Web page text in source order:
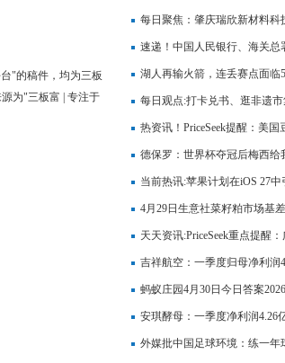
"的稿件，均为三板
为"三板富 | 专注于
每日聚焦：肇庆瑞欣新材料科
本100万人民币
速递！中国人民银行、海关
金制品进出口准许证“非一批一
湖人再输火箭，连丢赛点面临
老詹压力激增-每日头条
每日观点:打卡兑书、逛非遗
宴“热气腾腾”
热资讯！PriceSeek提醒：美
德保罗：世界杯夺冠后梅西给
不舍得用
当前热讯:苹果计划在iOS 27
视觉AI能力
4月29日生意社菜籽粕市场基
天天资讯:PriceSeek重点提醒
200元
吉祥航空：一季度归母净利润
蚂蚁庄园4月30日今日答案
安琪酵母：一季度净利润4.26
外媒批中国足球环境：练一年